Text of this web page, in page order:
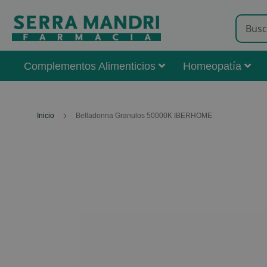
Complementos Alimenticios Homeopatía
Inicio Belladonna Granulos 50000K IBERHOME